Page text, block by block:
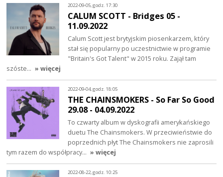
2022-09-05, godz. 17:30
CALUM SCOTT - Bridges 05 -
11.09.2022
Calum Scott jest brytyjskim piosenkarzem, który
stał się popularny po uczestnictwie w programie
"Britain's Got Talent" w 2015 roku. Zajął tam
szóste… » więcej
2022-09-04, godz. 18:05
THE CHAINSMOKERS - So Far So Good
29.08 - 04.09.2022
To czwarty album w dyskografii amerykańskiego
duetu The Chainsmokers. W przeciwieństwie do
poprzednich płyt The Chainsmokers nie zaprosili
tym razem do współpracy… » więcej
2022-08-22, godz. 10:25